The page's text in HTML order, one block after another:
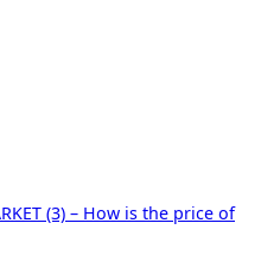
(3) – How is the price of